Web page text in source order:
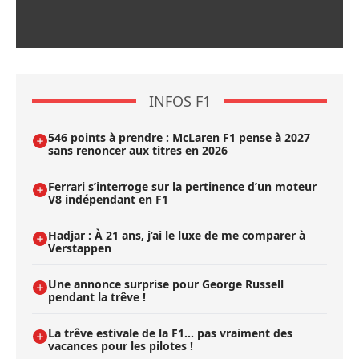
INFOS F1
546 points à prendre : McLaren F1 pense à 2027
sans renoncer aux titres en 2026
Ferrari s’interroge sur la pertinence d’un moteur
V8 indépendant en F1
Hadjar : À 21 ans, j’ai le luxe de me comparer à
Verstappen
Une annonce surprise pour George Russell
pendant la trêve !
La trêve estivale de la F1... pas vraiment des
vacances pour les pilotes !